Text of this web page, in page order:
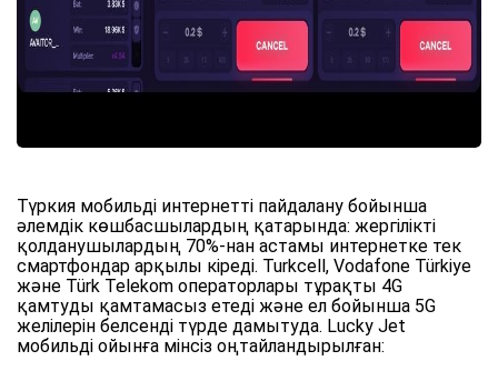
Түркия мобильді интернетті пайдалану бойынша
әлемдік көшбасшылардың қатарында: жергілікті
қолданушылардың 70%-нан астамы интернетке тек
смартфондар арқылы кіреді. Turkcell, Vodafone Türkiye
және Türk Telekom операторлары тұрақты 4G
қамтуды қамтамасыз етеді және ел бойынша 5G
желілерін белсенді түрде дамытуда. Lucky Jet
мобильді ойынға мінсіз оңтайландырылған: